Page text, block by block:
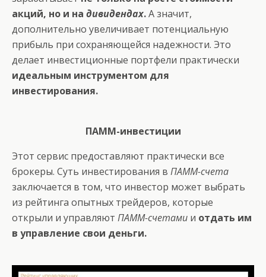
акций, но и на дивидендах.А значит,
дополнительно увеличивает потенциальную
прибыль при сохраняющейся надежности. Это
делает инвестиционные портфели практически
идеальным инструментом для
инвестирования.
ПАММ-инвестиции
Этот сервис предоставляют практически все
брокеры. Суть инвестирования в ПАММ-счета
заключается в том, что инвестор может выбрать
из рейтинга опытных трейдеров, которые
открыли и управляют ПАММ-счетами и отдать им
в управление свои деньги.